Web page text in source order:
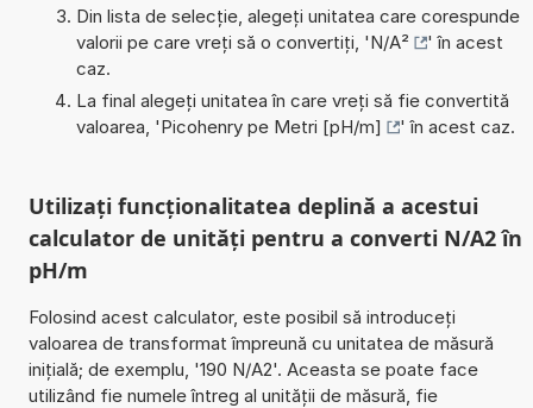
Din lista de selecție, alegeți unitatea care corespunde
valorii pe care vreți să o convertiți, 'N/A²
' în acest
caz.
La final alegeți unitatea în care vreți să fie convertită
valoarea, 'Picohenry pe Metri [pH/m] ' în acest caz.
Utilizați funcționalitatea deplină a acestui
calculator de unități pentru a converti N/A2 în
pH/m
Folosind acest calculator, este posibil să introduceți
valoarea de transformat împreună cu unitatea de măsură
inițială; de exemplu, '190 N/A2'. Aceasta se poate face
utilizând fie numele întreg al unității de măsură, fie